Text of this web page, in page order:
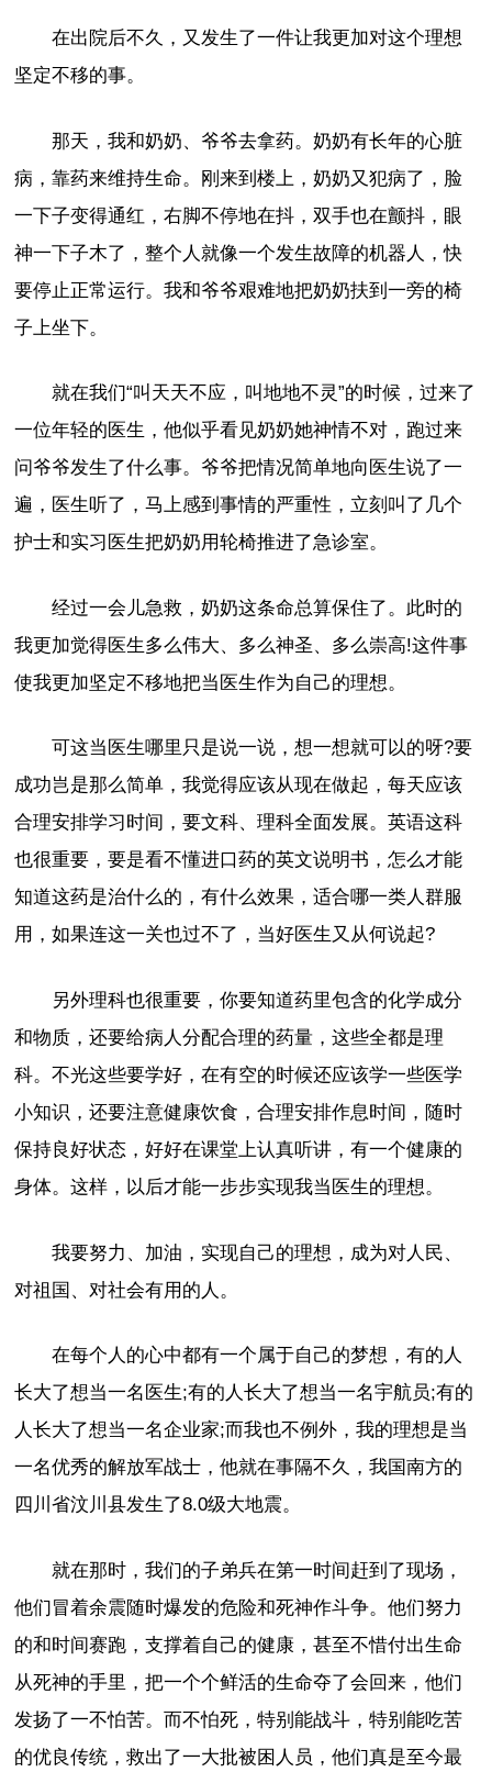
在出院后不久，又发生了一件让我更加对这个理想
坚定不移的事。
那天，我和奶奶、爷爷去拿药。奶奶有长年的心脏
病，靠药来维持生命。刚来到楼上，奶奶又犯病了，脸
一下子变得通红，右脚不停地在抖，双手也在颤抖，眼
神一下子木了，整个人就像一个发生故障的机器人，快
要停止正常运行。我和爷爷艰难地把奶奶扶到一旁的椅
子上坐下。
就在我们“叫天天不应，叫地地不灵”的时候，过来了
一位年轻的医生，他似乎看见奶奶她神情不对，跑过来
问爷爷发生了什么事。爷爷把情况简单地向医生说了一
遍，医生听了，马上感到事情的严重性，立刻叫了几个
护士和实习医生把奶奶用轮椅推进了急诊室。
经过一会儿急救，奶奶这条命总算保住了。此时的
我更加觉得医生多么伟大、多么神圣、多么崇高!这件事
使我更加坚定不移地把当医生作为自己的理想。
可这当医生哪里只是说一说，想一想就可以的呀?要
成功岂是那么简单，我觉得应该从现在做起，每天应该
合理安排学习时间，要文科、理科全面发展。英语这科
也很重要，要是看不懂进口药的英文说明书，怎么才能
知道这药是治什么的，有什么效果，适合哪一类人群服
用，如果连这一关也过不了，当好医生又从何说起?
另外理科也很重要，你要知道药里包含的化学成分
和物质，还要给病人分配合理的药量，这些全都是理
科。不光这些要学好，在有空的时候还应该学一些医学
小知识，还要注意健康饮食，合理安排作息时间，随时
保持良好状态，好好在课堂上认真听讲，有一个健康的
身体。这样，以后才能一步步实现我当医生的理想。
我要努力、加油，实现自己的理想，成为对人民、
对祖国、对社会有用的人。
在每个人的心中都有一个属于自己的梦想，有的人
长大了想当一名医生;有的人长大了想当一名宇航员;有的
人长大了想当一名企业家;而我也不例外，我的理想是当
一名优秀的解放军战士，他就在事隔不久，我国南方的
四川省汶川县发生了8.0级大地震。
就在那时，我们的子弟兵在第一时间赶到了现场，
他们冒着余震随时爆发的危险和死神作斗争。他们努力
的和时间赛跑，支撑着自己的健康，甚至不惜付出生命
从死神的手里，把一个个鲜活的生命夺了会回来，他们
发扬了一不怕苦。而不怕死，特别能战斗，特别能吃苦
的优良传统，救出了一大批被困人员，他们真是至今最